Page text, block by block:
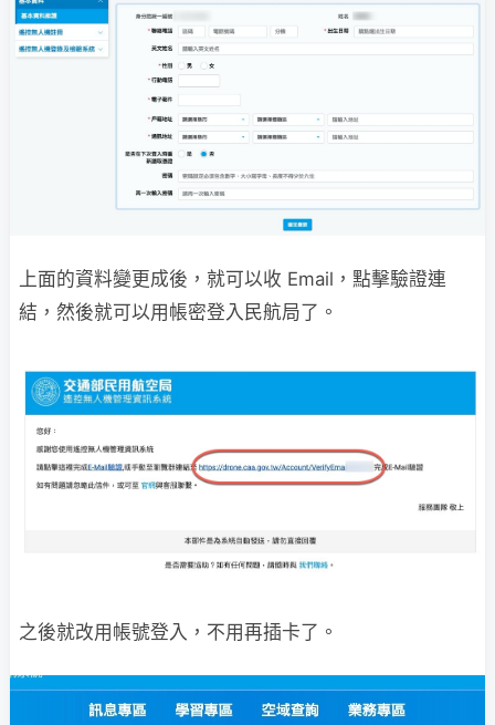
上面的資料變更成後，就可以收 Email，點擊驗證連
結，然後就可以用帳密登入民航局了。
之後就改用帳號登入，不用再插卡了。